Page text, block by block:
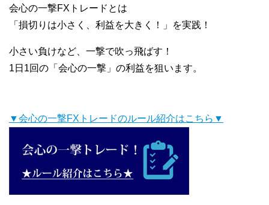
会心の一撃FXトレードとは
「損切りは小さく、利益を大きく！」を実践！
小さい負けなど、一撃で吹っ飛ばす！
1日1回の「会心の一撃」の利益を狙います。
▼会心の一撃FXトレードのルール紹介はこちら▼